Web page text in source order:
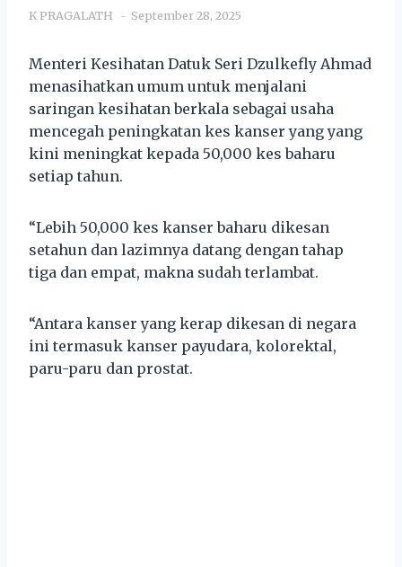
K PRAGALATH September 28, 2025
Menteri Kesihatan Datuk Seri Dzulkefly Ahmad
menasihatkan umum untuk menjalani
saringan kesihatan berkala sebagai usaha
mencegah peningkatan kes kanser yang yang
kini meningkat kepada 50,000 kes baharu
setiap tahun.
“Lebih 50,000 kes kanser baharu dikesan
setahun dan lazimnya datang dengan tahap
tiga dan empat, makna sudah terlambat.
“Antara kanser yang kerap dikesan di negara
ini termasuk kanser payudara, kolorektal,
paru-paru dan prostat.